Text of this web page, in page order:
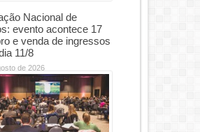
Nacional de
evento acontece 17
e venda de ingressos
11/8
de 2026